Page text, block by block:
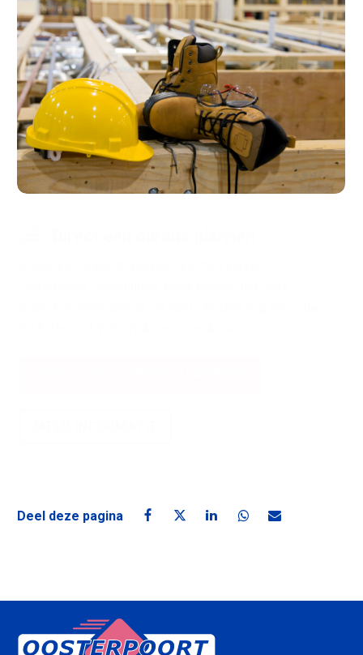
Deel deze pagina
Deel deze pagina op Facebook
Deel deze pagina op X
Deel deze pagina op
Deel deze pagina
Deel deze